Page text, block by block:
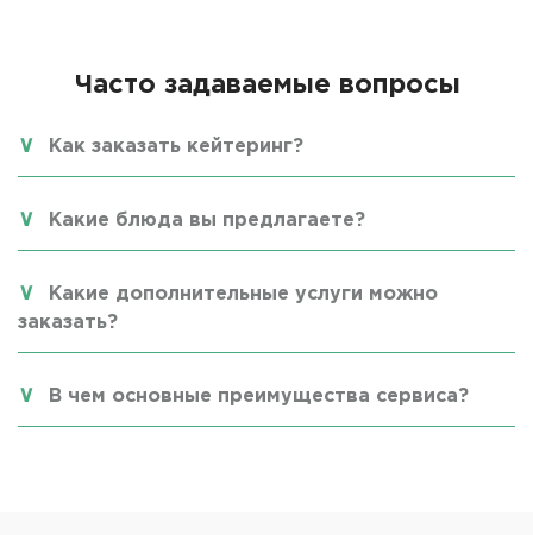
Часто задаваемые вопросы
Как заказать кейтеринг?
Какие блюда вы предлагаете?
Какие дополнительные услуги можно
заказать?
В чем основные преимущества сервиса?